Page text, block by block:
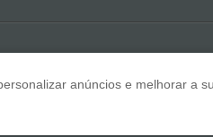
anúncios e melhorar a